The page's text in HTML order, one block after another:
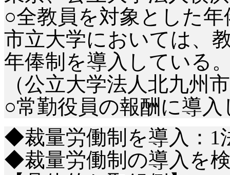
○全教員を対象とした
市立大学においては、
年俸制を導入している
（公立大学法人北九州
○常勤役員の報酬に導
◆裁量労働制を導入： 1
◆裁量労働制の導入を